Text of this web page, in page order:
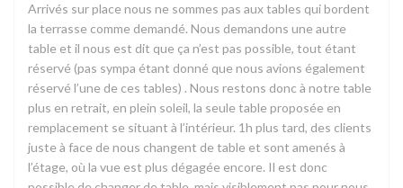
Arrivés sur place nous ne sommes pas aux tables qui bordent
la terrasse comme demandé. Nous demandons une autre
table et il nous est dit que ça n’est pas possible, tout étant
réservé (pas sympa étant donné que nous avions également
réservé l’une de ces tables) . Nous restons donc à notre table
plus en retrait, en plein soleil, la seule table proposée en
remplacement se situant à l’intérieur. 1h plus tard, des clients
juste à face de nous changent de table et sont amenés à
l’étage, où la vue est plus dégagée encore. Il est donc